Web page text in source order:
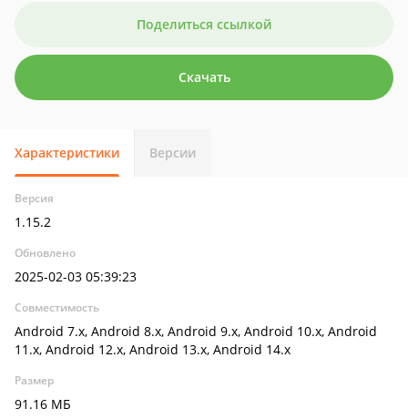
Поделиться ссылкой
Скачать
Характеристики Версии
Версия
1.15.2
Обновлено
2025-02-03 05:39:23
Совместимость
Android 7.x, Android 8.x, Android 9.x, Android 10.x, Android
11.x, Android 12.x, Android 13.x, Android 14.x
Размер
91.16 МБ